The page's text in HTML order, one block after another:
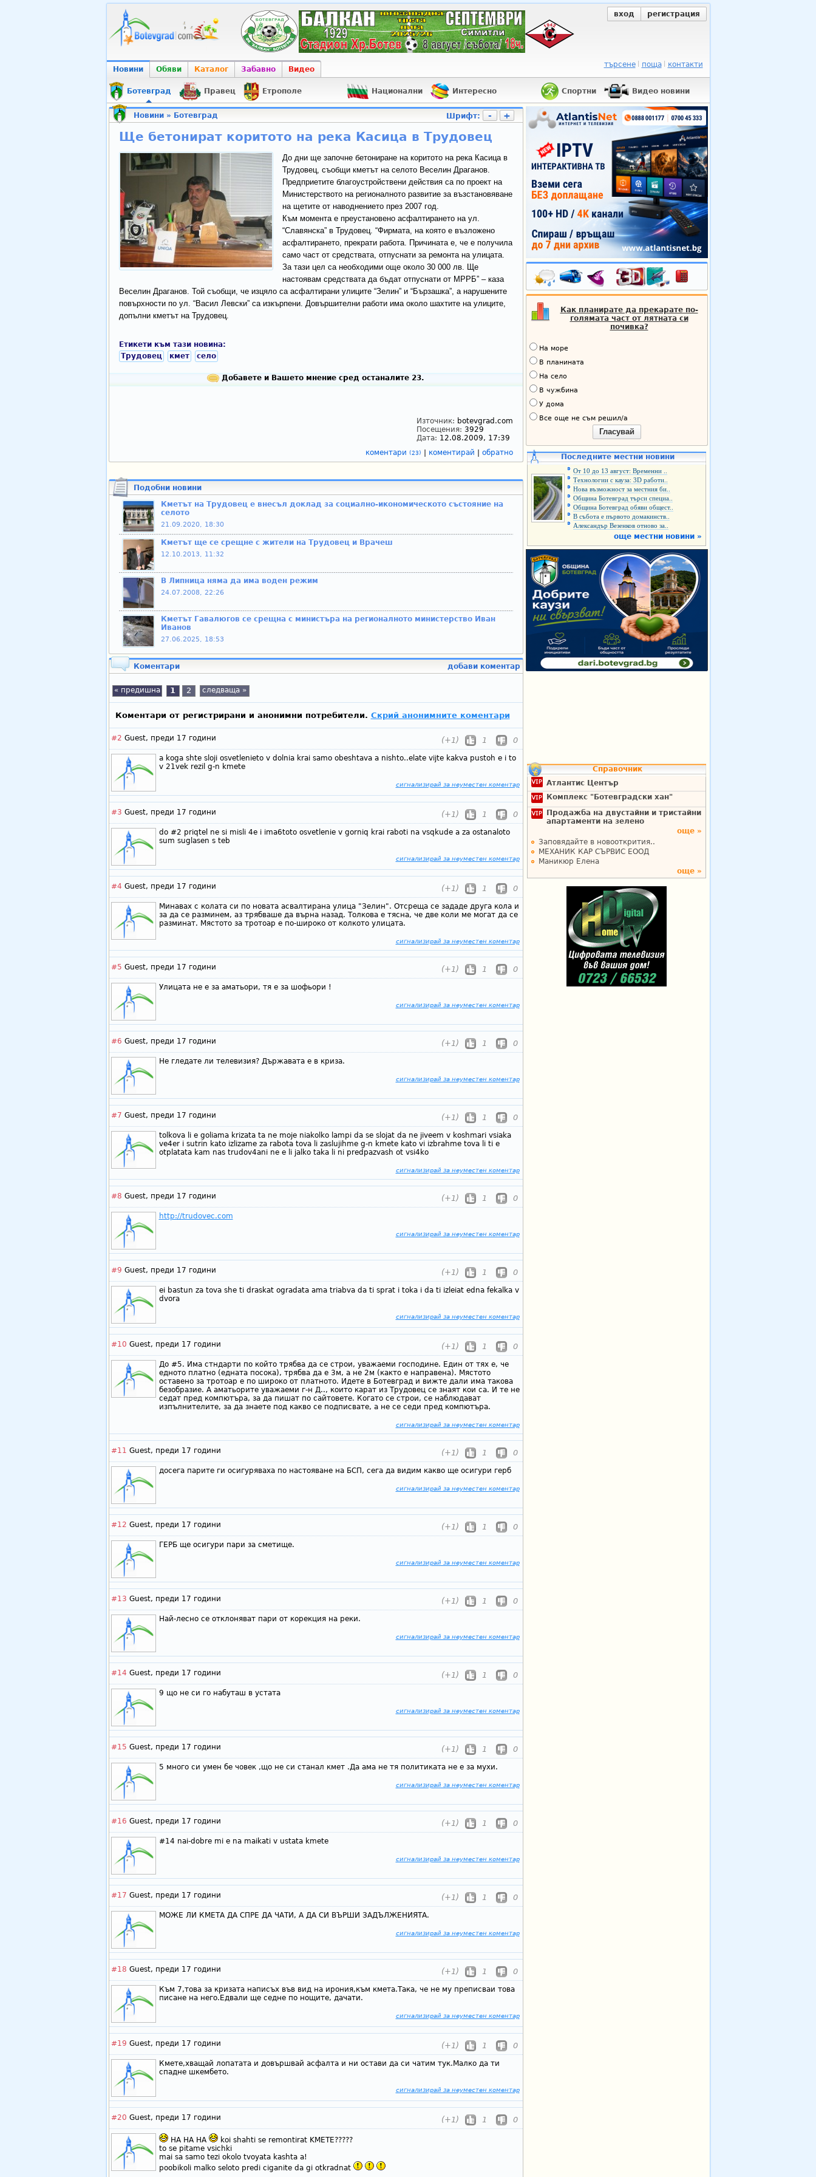
вход регистрация
Новини Обяви Каталог Забавно Видео
търсене поща контакти
Ботевград Правец Етрополе Национални Интересно Спортни Видео новини
Новини» Ботевград Шрифт: - +
Ще бетонират коритото на река Касица в Трудовец
До дни ще започне бетониране на коритото на река Касица в
Трудовец, съобщи кметът на селото Веселин Драганов.
Предприетите благоустройствени действия са по проект на
Министерството на регионалното развитие за възстановяване
на щетите от наводнението през 2007 год.
Към момента е преустановено асфалтирането на ул.
“Славянска” в Трудовец. “Фирмата, на която е възложено
асфалтирането, прекрати работа. Причината е, че е получила
само част от средствата, отпуснати за ремонта на улицата.
За тази цел са необходими още около 30 000 лв. Ще
настоявам средствата да бъдат отпуснати от МРРБ” – каза
Веселин Драганов. Той съобщи, че изцяло са асфалтирани улиците “Зелин” и “Бързашка”, а нарушените
повърхности по ул. “Васил Левски” са изкърпени. Довършителни работи има около шахтите на улиците,
допълни кметът на Трудовец.
Етикети към тази новина:
Трудовец
кмет село
Добавете и Вашето мнение сред останалите 23.
Източник: botevgrad.com
Посещения: 3929
Дата: 12.08.2009, 17:39
коментари (23) коментирай обратно
Подобни новини
Кметът на Трудовец е внесъл доклад за социално-икономическото състояние на
селото
21.09.2020, 18:30
Кметът ще се срещне с жители на Трудовец и Врачеш
12.10.2013, 11:32
В Липница няма да има воден режим
24.07.2008, 22:26
Кметът Гавалюгов се срещна с министъра на регионалното министерство Иван
Иванов
27.06.2025, 18:53
Коментари добави коментар
« предишна 1 2 следваща »
Коментари от регистрирани и анонимни потребители. Скрий анонимните коментари
#2 Guest, преди 17 години (+1) 1 0
a koga shte sloji osvetlenieto v dolnia krai samo obeshtava a nishto..elate vijte kakva pustoh e i to
v 21vek rezil g-n kmete
сигнализирай за неуместен коментар
#3 Guest, преди 17 години (+1) 1 0
do #2 priqtel ne si misli 4e i ima6toto osvetlenie v gorniq krai raboti na vsqkude a za ostanaloto
sum suglasen s teb
сигнализирай за неуместен коментар
#4 Guest, преди 17 години (+1) 1 0
Минавах с колата си по новата асвалтирана улица "Зелин". Отсреща се зададе друга кола и
за да се разминем, аз трябваше да върна назад. Толкова е тясна, че две коли ме могат да се
разминат. Мястото за тротоар е по-широко от колкото улицата.
сигнализирай за неуместен коментар
#5 Guest, преди 17 години (+1) 1 0
Улицата не е за аматьори, тя е за шофьори !
сигнализирай за неуместен коментар
#6 Guest, преди 17 години (+1) 1 0
Не гледате ли телевизия? Държавата е в криза.
сигнализирай за неуместен коментар
#7 Guest, преди 17 години (+1) 1 0
tolkova li e goliama krizata ta ne moje niakolko lampi da se slojat da ne jiveem v koshmari vsiaka
ve4er i sutrin kato izlizame za rabota tova li zaslujihme g-n kmete kato vi izbrahme tova li ti e
otplatata kam nas trudov4ani ne e li jalko taka li ni predpazvash ot vsi4ko
сигнализирай за неуместен коментар
#8 Guest, преди 17 години (+1) 1 0
http://trudovec.com
сигнализирай за неуместен коментар
#9 Guest, преди 17 години (+1) 1 0
ei bastun za tova she ti draskat ogradata ama triabva da ti sprat i toka i da ti izleiat edna fekalka v
dvora
сигнализирай за неуместен коментар
#10 Guest, преди 17 години (+1) 1 0
До #5. Има стндарти по който трябва да се строи, уважаеми господине. Един от тях е, че
едното платно (едната посока), трябва да е 3м, а не 2м (както е направена). Мястото
оставено за тротоар е по широко от платното. Идете в Ботевград и вижте дали има такова
безобразие. А аматьорите уважаеми г-н Д.., които карат из Трудовец се знаят кои са. И те не
седат пред компютъра, за да пишат по сайтовете. Когато се строи, се наблюдават
изпълнителите, за да знаете под какво се подписвате, а не се седи пред компютъра.
сигнализирай за неуместен коментар
#11 Guest, преди 17 години (+1) 1 0
досега парите ги осигуряваха по настояване на БСП, сега да видим какво ще осигури герб
сигнализирай за неуместен коментар
#12 Guest, преди 17 години (+1) 1 0
ГЕРБ ще осигури пари за сметище.
сигнализирай за неуместен коментар
#13 Guest, преди 17 години (+1) 1 0
Най-лесно се отклоняват пари от корекция на реки.
сигнализирай за неуместен коментар
#14 Guest, преди 17 години (+1) 1 0
9 що не си го набуташ в устата
сигнализирай за неуместен коментар
#15 Guest, преди 17 години (+1) 1 0
5 много си умен бе човек ,що не си станал кмет .Да ама не тя политиката не е за мухи.
сигнализирай за неуместен коментар
#16 Guest, преди 17 години (+1) 1 0
#14 nai-dobre mi e na maikati v ustata kmete
сигнализирай за неуместен коментар
#17 Guest, преди 17 години (+1) 1 0
МОЖЕ ЛИ КМЕТА ДА СПРЕ ДА ЧАТИ, А ДА СИ ВЪРШИ ЗАДЪЛЖЕНИЯТА.
сигнализирай за неуместен коментар
#18 Guest, преди 17 години (+1) 1 0
Към 7,това за кризата написъх във вид на ирония,към кмета.Така, че не му преписваи това
писане на него.Едвали ще седне по нощите, дачати.
сигнализирай за неуместен коментар
#19 Guest, преди 17 години (+1) 1 0
Кмете,хващай лопатата и довършвай асфалта и ни остави да си чатим тук.Малко да ти
спадне шкембето.
сигнализирай за неуместен коментар
#20 Guest, преди 17 години (+1) 1 0
HA HA HA
koi shahti se remontirat KMETE?????
to se pitame vsichki
mai sa samo tezi okolo tvoyata kashta a!
poobikoli malko seloto predi ciganite da gi otkradnat
Как планирате да прекарате по-
голямата част от лятната си
почивка?
На море
В планината
На село
В чужбина
У дома
Все още не съм решил/а
Гласувай
Последните местни новини
От 10 до 13 август: Временни ..
Технологии с кауза: 3D работи..
Нова възможност за местния би..
Община Ботевград търси специа..
Община Ботевград обяви общест..
В събота е първото домакинств..
Александър Везенков отново за..
още местни новини »
Справочник
Атлантис Център
Комплекс "Ботевградски хан"
Продажба на двустайни и тристайни
апартаменти на зелено
още »
Заповядайте в новооткрития..
МЕХАНИК КАР СЪРВИС ЕООД
Маникюр Елена
още »